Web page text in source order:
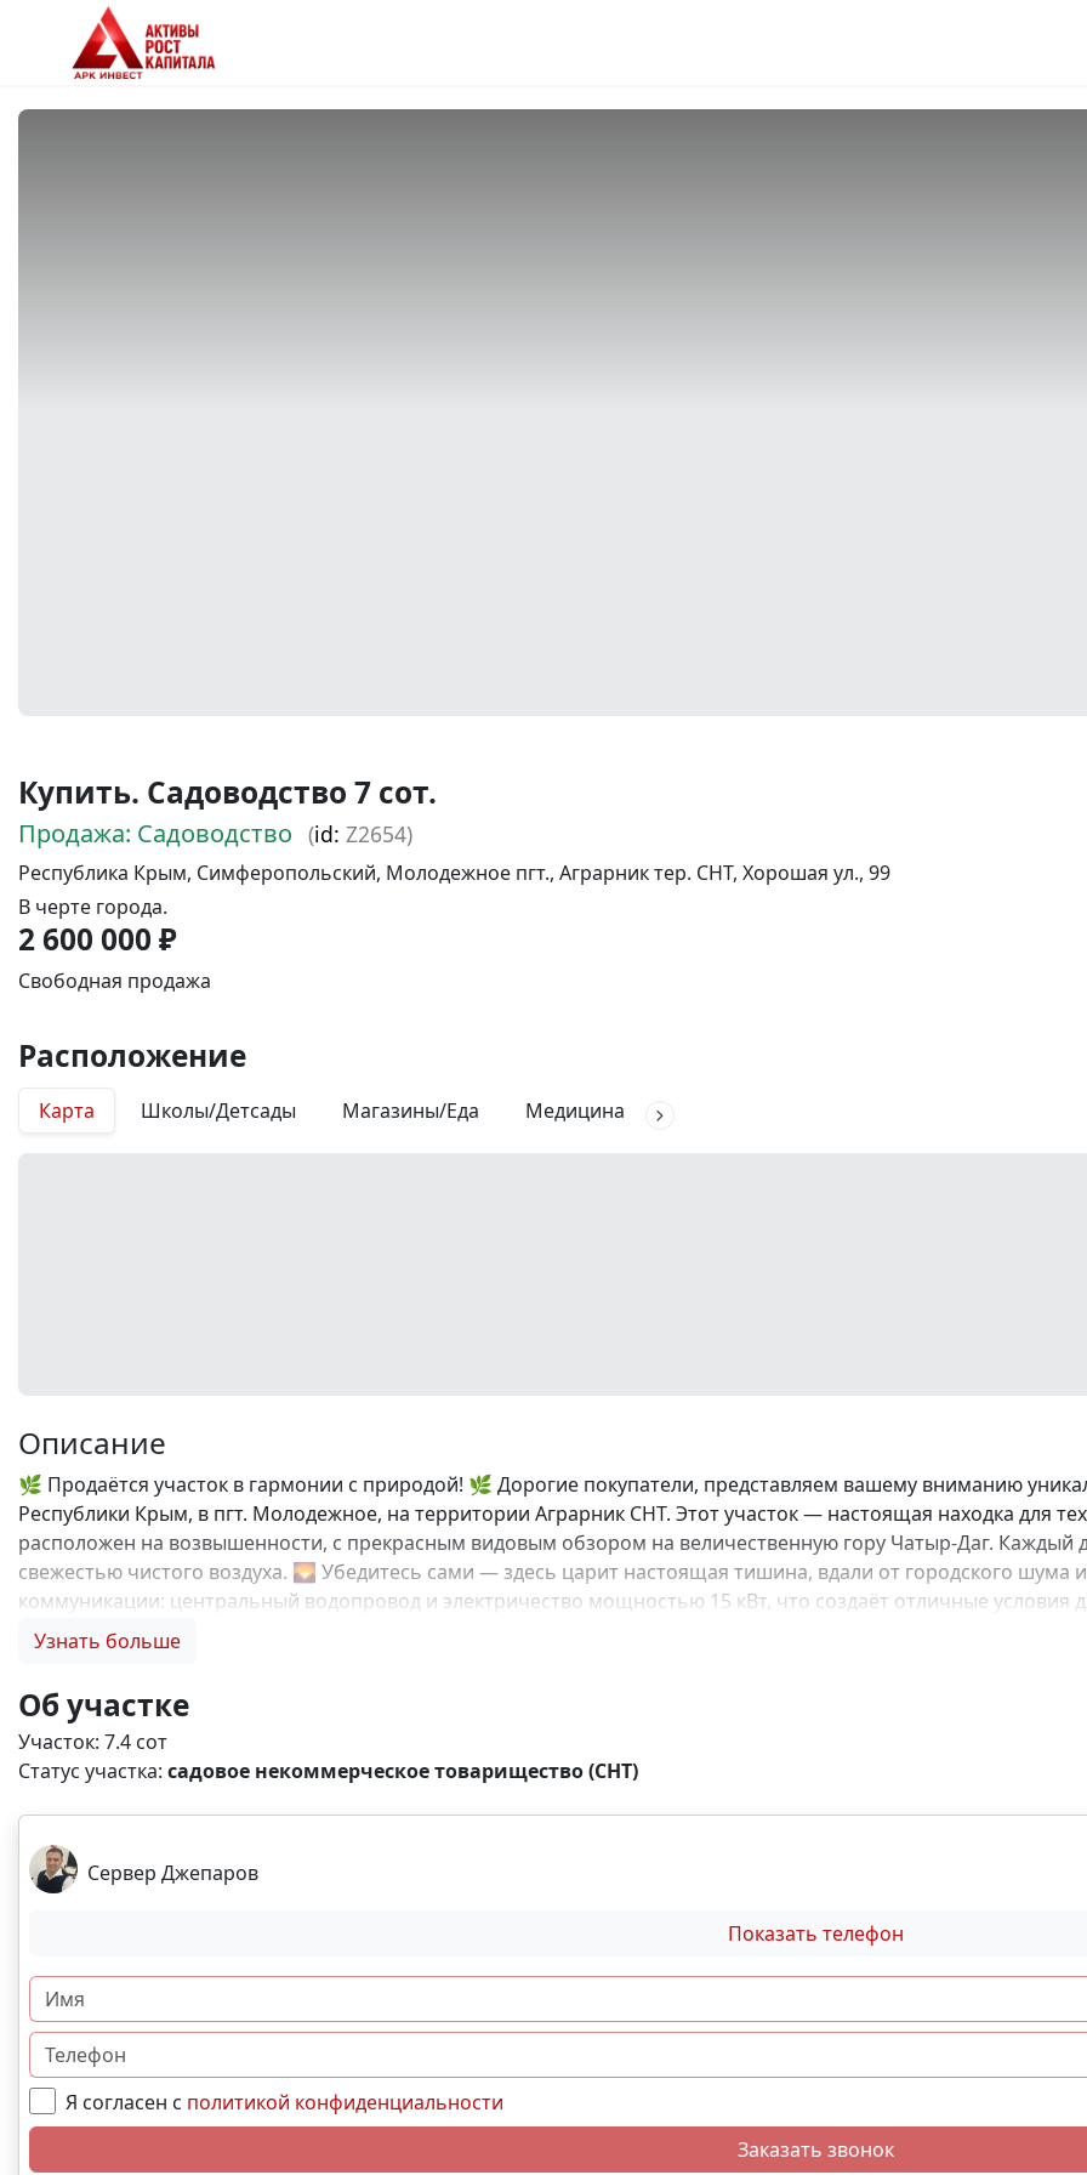
Купить. Садоводство 7 сот.
Продажа: Садоводство (id: Z2654)
Республика Крым, Симферопольский, Молодежное пгт., Аграрник тер. СНТ, Хорошая ул., 99
В черте города.
2 600 000 ₽
Свободная продажа
Расположение
Карта Школы/Детсады Магазины/Еда Медицина
Описание
🌿 Продаётся участок в гармонии с природой! 🌿 Дорогие покупатели, представляем вашему вниманию
Республики Крым, в пгт. Молодежное, на территории Аграрник СНТ. Этот участок — настоящая находка для
расположен на возвышенности, с прекрасным видовым обзором на величественную гору Чатыр-Даг. Каждый
свежестью чистого воздуха. 🌄 Убедитесь сами — здесь царит настоящая тишина, вдали от городского шума
коммуникации: центральный водопровод и электричество мощностью 15 кВт, что создаёт отличные
⚡ Всего в 800 метрах находится главная дорога, откуда удобно добираться до пгт. Молодежное и других
для вашего будущего дома или дачи. ✨ Свяжитесь с нами, и мы с радостью ответим на все ваши вопросы и
Узнать больше
Об участке
Участок: 7.4 сот
Статус участка: садовое некоммерческое товарищество (СНТ)
Сервер Джепаров
Показать телефон
Я согласен с политикой конфиденциальности
Заказать звонок